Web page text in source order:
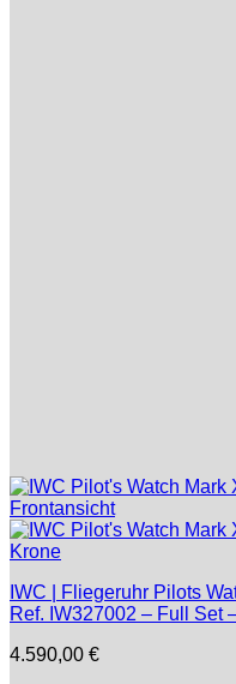
IWC | Fliegeruhr Pilots
Ref. IW327002 – Full Set
4.590,00 €